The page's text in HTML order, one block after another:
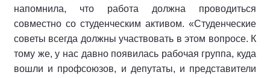
напомнила, что работа должна проводиться
совместно со студенческим активом. «Студенческие
советы всегда должны участвовать в этом вопросе. К
тому же, у нас давно появилась рабочая группа, куда
вошли и профсоюзов, и депутаты, и представители